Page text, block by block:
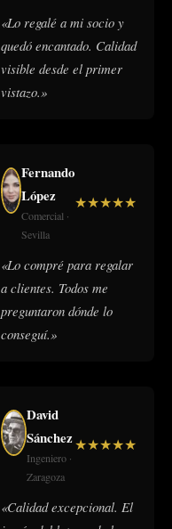
«Lo regalé a mi socio y
quedó encantado. Calidad
visible desde el primer
vistazo.»
Fernando
López
Comercial ·
Sevilla
★★★★★
«Lo compré para regalar
a clientes. Todos me
preguntaron dónde lo
conseguí.»
David
Sánchez
Ingeniero ·
Zaragoza
★★★★★
«Calidad excepcional. El